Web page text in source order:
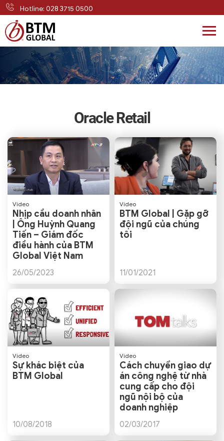
Hotline: 028 3715 0500
Skip
content
Oracle Retail
Video
Nhịp cầu doanh nhân
| Ông Huỳnh Quang
Tiến – Giám đốc
điều hành của BTM
Global Việt Nam
26/05/2023
Video
BTM Global | Gặp gỡ
đội ngũ của chúng
tôi
11/01/2021
Video
Sự khác biệt của
BTM Global
10/08/2018
Video
Cách chuyển giao dự
án công nghệ từ nhà
cung cấp cho đội
ngũ nội bộ của
doanh nghiệp
02/03/2017